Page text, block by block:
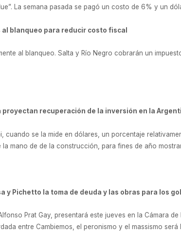
La semana pasada se pagó un costo de 6% y un
blanqueo para reducir costo fiscal
al blanqueo. Salta y Río Negro cobrarán un
proyectan recuperación de la inversión en la
cuando se la mide en dólares, un porcentaje
mano de de la construcción, para fines de año
y Pichetto la toma de deuda y las obras para los
Prat Gay, presentará este jueves en la Cámara
entre Cambiemos, el peronismo y el massismo